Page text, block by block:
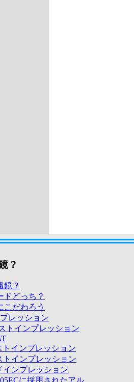
？
鏡？
ドどっち？
こだわろう
レッション
トインプレッション
インプレッション
トインプレッション
インプレッション